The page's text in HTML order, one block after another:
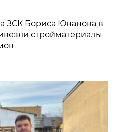
ЗСК Бориса Юнанова в
стройматериалы